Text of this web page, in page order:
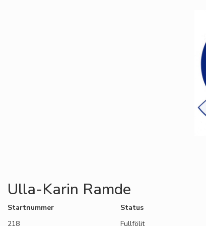
Ulla-Karin Ramde
Startnummer
218
Status
Fullföljt